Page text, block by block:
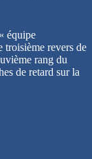
équipe
troisième revers de
rang du
de retard sur la